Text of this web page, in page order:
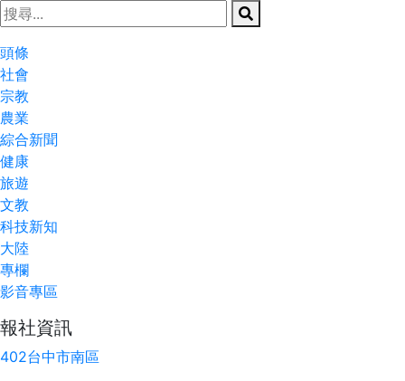
頭條
社會
宗教
農業
綜合新聞
健康
旅遊
文教
科技新知
大陸
專欄
影音專區
報社資訊
402台中市南區